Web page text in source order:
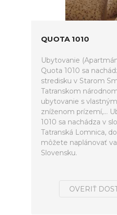
QUOTA 1010
Ubytovanie
Quota 1010 sa
stredisku v Starom
Tatranskom
ubytovanie s
zníženom prízemí,...
1010 sa nachádza v
Tatranská Lomnica,
môžete naplánovať
Slovensku.
OVERIŤ